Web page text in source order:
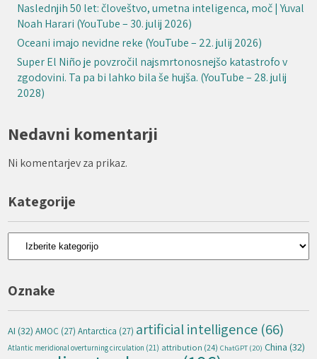
Naslednjih 50 let: človeštvo, umetna inteligenca, moč | Yuval
Noah Harari (YouTube – 30. julij 2026)
Oceani imajo nevidne reke (YouTube – 22. julij 2026)
Super El Niño je povzročil najsmrtonosnejšo katastrofo v
zgodovini. Ta pa bi lahko bila še hujša. (YouTube – 28. julij
2028)
Nedavni komentarji
Ni komentarjev za prikaz.
Kategorije
Kategorije
Oznake
AI (32) AMOC (27) Antarctica (27) artificial intelligence (66)
Atlantic meridional overturning circulation (21) attribution (24) ChatGPT (20) China (32)